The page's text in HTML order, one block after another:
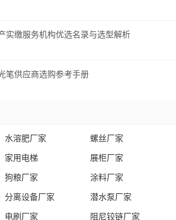
实缴服务机构优选名录与选型解析
笔供应商选购参考手册
水溶肥厂家
螺丝厂家
家用电梯
展柜厂家
狗粮厂家
涂料厂家
分离设备厂家
潜水泵厂家
电刷厂家 阻尼铰链厂家